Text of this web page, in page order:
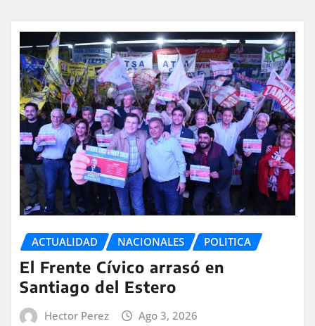
ACTUALIDAD NACIONALES POLITICA
El Frente Cívico arrasó en
Santiago del Estero
Hector Perez Ago 3, 2026